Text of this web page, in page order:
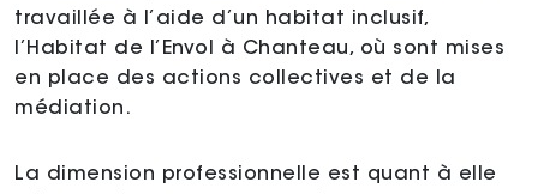
travaillée à l’aide d’un habitat inclusif,
l’Habitat de l’Envol à Chanteau, où sont mises
en place des actions collectives et de la
médiation.
La dimension professionnelle est quant à elle